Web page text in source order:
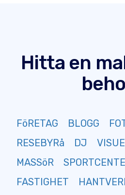
Hitta en
FöRETAG BLOGG
RESEBYRå
DJ
MASSöR
FASTIGHET